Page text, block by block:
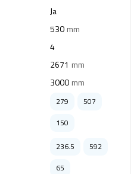
Ja
530 mm
4
2671 mm
3000 mm
279
507
150
236.5
592
65